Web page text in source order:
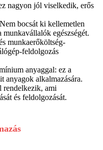
nagyon jól viselkedik, erős
bocsát ki kellemetlen
munkavállalók egészségét.
munkaerőköltség-
feldolgozás
anyaggal: ez a
anyagok alkalmazására.
rendelkezik, ami
és feldolgozását.